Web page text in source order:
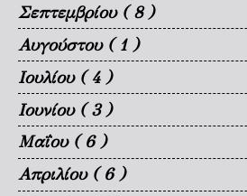
Σεπτεμβρίου ( 8 )
Αυγούστου ( 1 )
Ιουλίου ( 4 )
Ιουνίου ( 3 )
Μαΐου ( 6 )
Απριλίου ( 6 )